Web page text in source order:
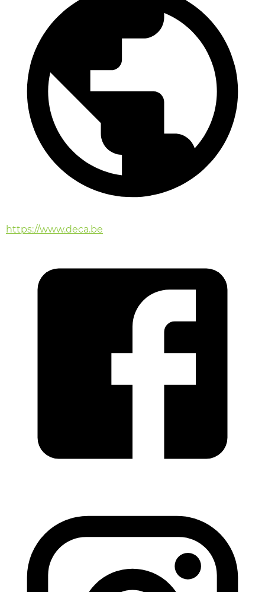
https://www.deca.be